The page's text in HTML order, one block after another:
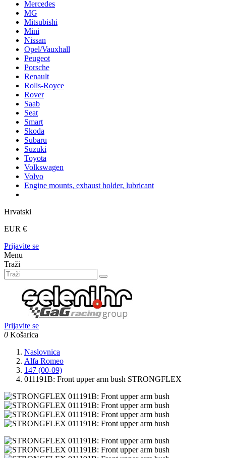
Mercedes
MG
Mitsubishi
Mini
Nissan
Opel/Vauxhall
Peugeot
Porsche
Renault
Rolls-Royce
Rover
Saab
Seat
Smart
Skoda
Subaru
Suzuki
Toyota
Volkswagen
Volvo
Engine mounts, exhaust holder, lubricant
Hrvatski
EUR €
Prijavite se
Menu
Traži
Prijavite se
0 Košarica
Naslovnica
Alfa Romeo
147 (00-09)
011191B: Front upper arm bush STRONGFLEX